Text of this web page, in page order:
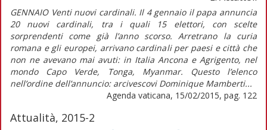
GENNAIO Venti nuovi cardinali. Il 4 gennaio il papa annuncia
20 nuovi cardinali, tra i quali 15 elettori, con scelte
sorprendenti come già l’anno scorso. Arretrano la curia
romana e gli europei, arrivano cardinali per paesi e città che
non ne avevano mai avuti: in Italia Ancona e Agrigento, nel
mondo Capo Verde, Tonga, Myanmar. Questo l’elenco
nell’ordine dell’annuncio: arcivescovi Dominique Mamberti...
Agenda vaticana, 15/02/2015, pag. 122
Attualità, 2015-2